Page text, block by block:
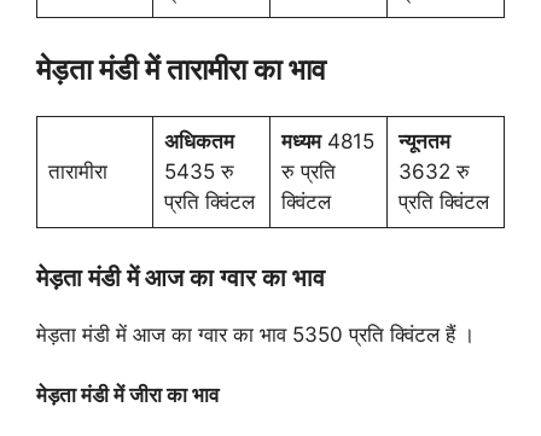
मेड़ता मंडी में तारामीरा का भाव
तारामीरा
अधिकतम
5435 रु
प्रति क्विंटल
मध्यम4815
रु प्रति
क्विंटल
न्यूनतम
3632 रु
प्रति क्विंटल
मेड़ता मंडी में आज का ग्वार का भाव
मेड़ता मंडी में आज का ग्वार का भाव 5350 प्रति क्विंटल हैं ।
मेड़ता मंडी में जीरा का भाव